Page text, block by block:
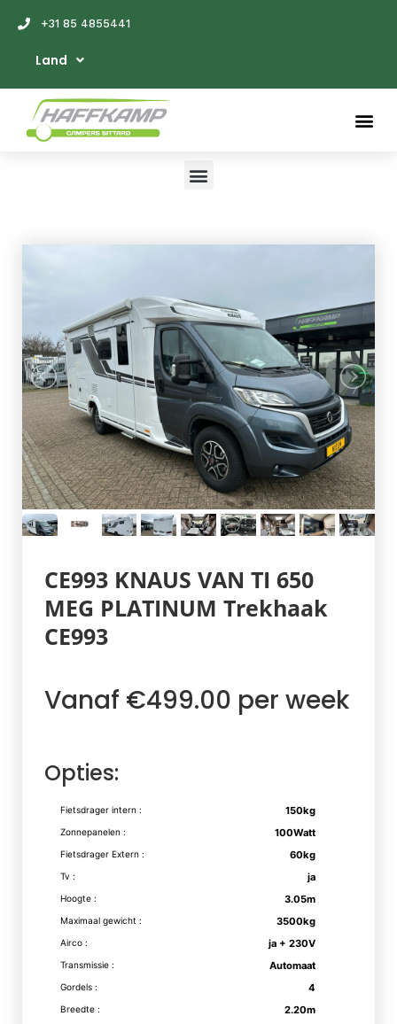
+31 85 4855441
Land
CE993 KNAUS VAN TI 650
MEG PLATINUM Trekhaak
CE993
Vanaf €499.00 per week
Opties:
Fietsdrager intern : 150kg
Zonnepanelen : 100Watt
Fietsdrager Extern : 60kg
Tv : ja
Hoogte : 3.05m
Maximaal gewicht : 3500kg
Airco : ja + 230V
Transmissie : Automaat
Gordels : 4
Breedte : 2.20m